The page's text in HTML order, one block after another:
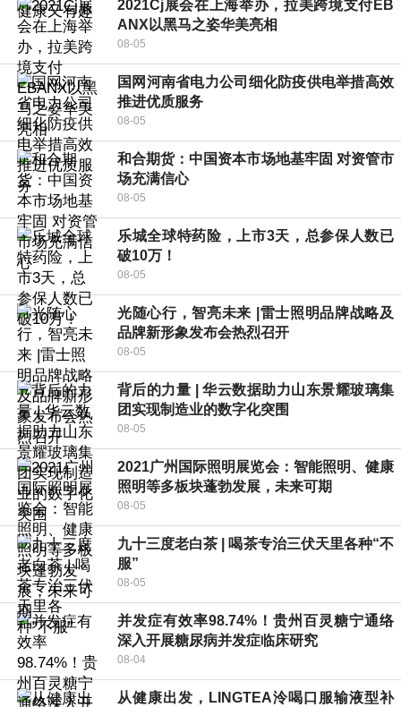
2021Cj展会在上海举办，拉美跨境支付EB
ANX以黑马之姿华美亮相
08-05
国网河南省电力公司细化防疫供电举措高效
推进优质服务
08-05
和合期货：中国资本市场地基牢固 对资管市
场充满信心
08-05
乐城全球特药险，上市3天，总参保人数已
破10万！
08-05
光随心行，智亮未来 |雷士照明品牌战略及
品牌新形象发布会热烈召开
08-05
背后的力量 | 华云数据助力山东景耀玻璃集
团实现制造业的数字化突围
08-05
2021广州国际照明展览会：智能照明、健康
照明等多板块蓬勃发展，未来可期
08-05
九十三度老白茶 | 喝茶专治三伏天里各种“不
服”
08-05
并发症有效率98.74%！贵州百灵糖宁通络
深入开展糖尿病并发症临床研究
08-04
从健康出发，LINGTEA泠喝口服输液型补